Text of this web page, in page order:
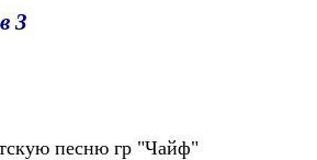
3
песню гр "Чайф"